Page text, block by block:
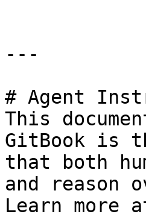
---
# Agent
This
GitBook is
that both
and reason
Learn more